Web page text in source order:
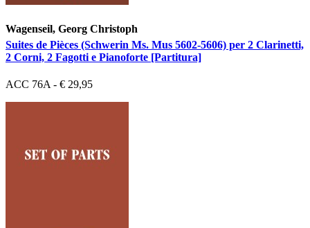
Wagenseil, Georg Christoph
Suites de Pièces (Schwerin Ms. Mus 5602-5606) per 2 Clarinetti,
2 Corni, 2 Fagotti e Pianoforte [Partitura]
ACC 76A - € 29,95